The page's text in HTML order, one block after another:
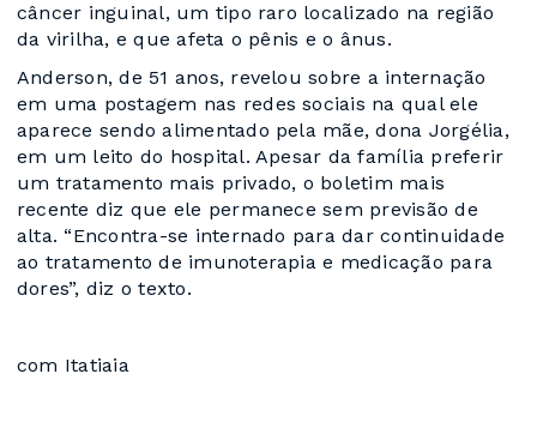
câncer inguinal, um tipo raro localizado na região
da virilha, e que afeta o pênis e o ânus.
Anderson, de 51 anos, revelou sobre a internação
em uma postagem nas redes sociais na qual ele
aparece sendo alimentado pela mãe, dona Jorgélia,
em um leito do hospital. Apesar da família preferir
um tratamento mais privado, o boletim mais
recente diz que ele permanece sem previsão de
alta. “Encontra-se internado para dar continuidade
ao tratamento de imunoterapia e medicação para
dores”, diz o texto.
com Itatiaia